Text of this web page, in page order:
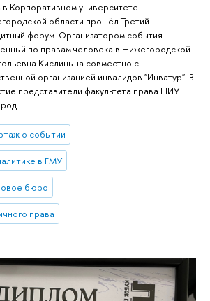
в Корпоративном университете
области прошёл Третий
форум. Организатором события
по правам человека в Нижегородской
Кислицына совместно с
организацией инвалидов "Инватур". В
представители факультета права НИУ
о событии
в ГМУ
бюро
права